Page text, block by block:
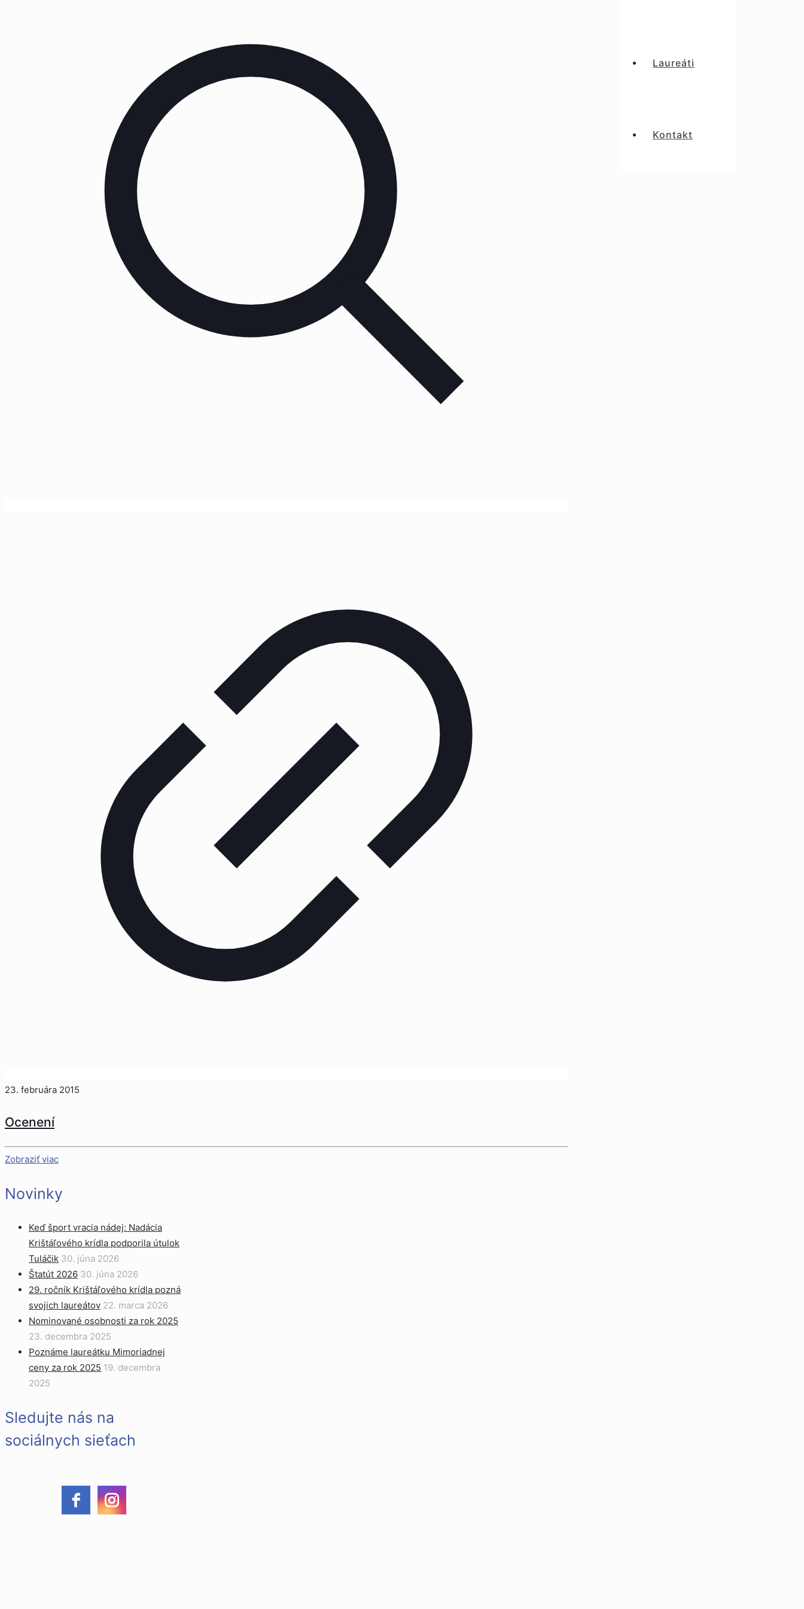
Laureáti
Kontakt
23. februára 2015
Ocenení
Zobraziť viac
Novinky
Keď šport vracia nádej: Nadácia
Krištáľového krídla podporila útulok
Tuláčik 30. júna 2026
Štatút 2026 30. júna 2026
29. ročník Krištáľového krídla pozná
svojich laureátov 22. marca 2026
Nominované osobnosti za rok 2025
23. decembra 2025
Poznáme laureátku Mimoriadnej
ceny za rok 2025 19. decembra
2025
Sledujte nás na
sociálnych sieťach